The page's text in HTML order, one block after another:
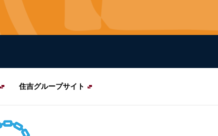
住吉グループサイト